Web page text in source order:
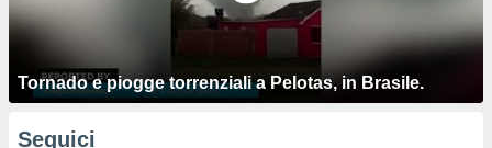
Tornado e piogge torrenziali a Pelotas, in Brasile.
Seguici